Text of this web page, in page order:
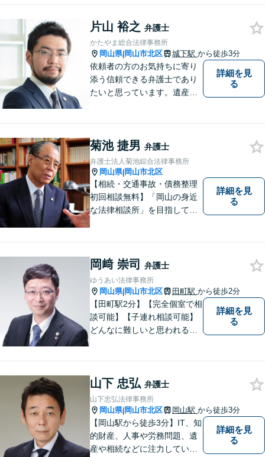
せください。
片山 裕之 弁護士
かたやま総合法律事務所
岡山県|岡山市北区 城下駅 から徒歩3分
依頼者の方のお気持ちに寄り
添う信頼できる弁護士であり
たいと思っています。遺産分
にご相談ください。
詳細を見
る
菊池 捷男 弁護士
弁護士法人菊池綜合法律事務所
岡山県|岡山市北区
【相続・交通事故・債務整理
初回相談無料】「岡山の身近
な法律相談所」を目指してい
んなささいなことでも構いま
せん。お気軽にご相談くださ
い。【土曜日も受付可能】
【専用駐車場あり】
詳細を見
る
岡﨑 崇司 弁護士
ゆうあい法律事務所
岡山県|岡山市北区 田町駅 から徒歩2分
【田町駅2分】【完全個室で相
談可能】【子連れ相談可能】
どんなに難しいと思われる案
ている皆さまの現状を良い方
向に変化させることができる
ように全力を尽くします。
詳細を見
る
山下 忠弘 弁護士
山下忠弘法律事務所
岡山県|岡山市北区 岡山駅 から徒歩3分
【岡山駅から徒歩3分】IT、知
的財産、人事や労務問題、遺
産や相続などに注力していま
詳細を見
る